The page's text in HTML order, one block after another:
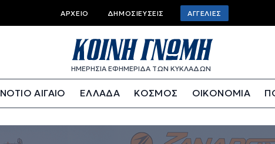
Top
bar
menu
ΑΡΧΕΊΟ ΔΗΜΟΣΙΕΎΣΕΙΣ ΑΓΓΕΛΊΕΣ
ΗΜΕΡΗΣΙΑ ΕΦΗΜΕΡΙΔΑ ΤΩΝ ΚΥΚΛΑΔΩΝ
ΝΟΤΙΟ ΑΙΓΑΙΟ ΕΛΛΑΔΑ ΚΟΣΜΟΣ ΟΙΚΟΝΟΜΙΑ